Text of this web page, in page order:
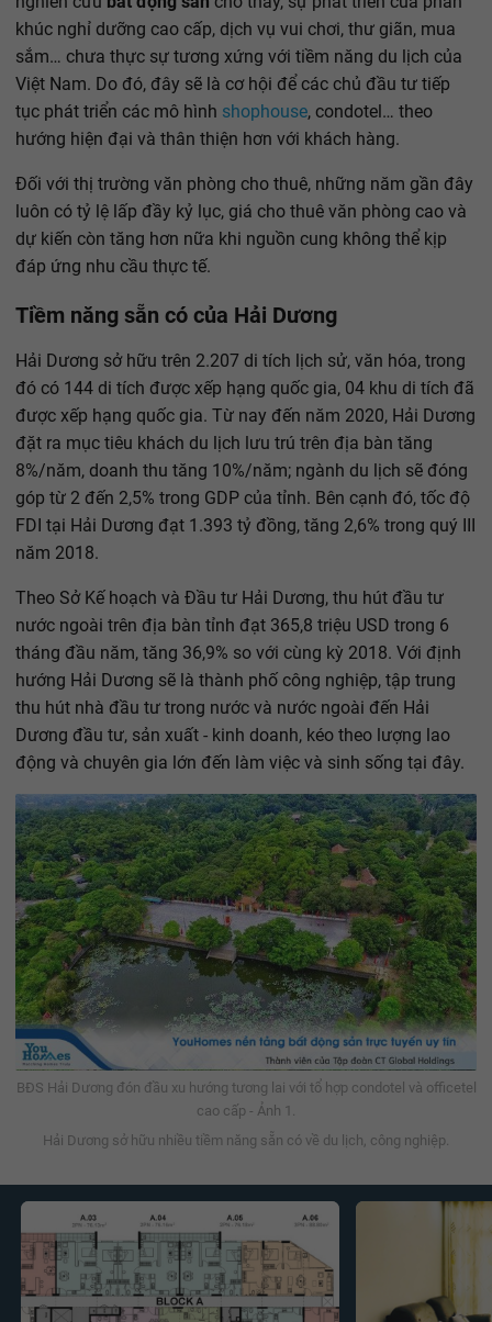
khúc nghỉ dưỡng cao cấp, dịch vụ vui chơi, thư giãn, mua
sắm… chưa thực sự tương xứng với tiềm năng du lịch của
Việt Nam. Do đó, đây sẽ là cơ hội để các chủ đầu tư tiếp
tục phát triển các mô hình shophouse, condotel… theo
hướng hiện đại và thân thiện hơn với khách hàng.
Đối với thị trường văn phòng cho thuê, những năm gần đây
luôn có tỷ lệ lấp đầy kỷ lục, giá cho thuê văn phòng cao và
dự kiến còn tăng hơn nữa khi nguồn cung không thể kịp
đáp ứng nhu cầu thực tế.
Tiềm năng sẵn có của Hải Dương
Hải Dương sở hữu trên 2.207 di tích lịch sử, văn hóa, trong
đó có 144 di tích được xếp hạng quốc gia, 04 khu di tích đã
được xếp hạng quốc gia. Từ nay đến năm 2020, Hải Dương
đặt ra mục tiêu khách du lịch lưu trú trên địa bàn tăng
8%/năm, doanh thu tăng 10%/năm; ngành du lịch sẽ đóng
góp từ 2 đến 2,5% trong GDP của tỉnh. Bên cạnh đó, tốc độ
FDI tại Hải Dương đạt 1.393 tỷ đồng, tăng 2,6% trong quý III
năm 2018.
Theo Sở Kế hoạch và Đầu tư Hải Dương, thu hút đầu tư
nước ngoài trên địa bàn tỉnh đạt 365,8 triệu USD trong 6
tháng đầu năm, tăng 36,9% so với cùng kỳ 2018. Với định
hướng Hải Dương sẽ là thành phố công nghiệp, tập trung
thu hút nhà đầu tư trong nước và nước ngoài đến Hải
Dương đầu tư, sản xuất - kinh doanh, kéo theo lượng lao
động và chuyên gia lớn đến làm việc và sinh sống tại đây.
BĐS Hải Dương đón đầu xu hướng tương lai với tổ hợp condotel và officetel
cao cấp - Ảnh 1.
Hải Dương sở hữu nhiều tiềm năng sẵn có về du lịch, công nghiệp.